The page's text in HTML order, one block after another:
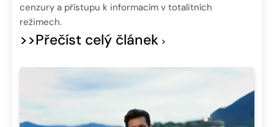
cenzury a přístupu k informacím v totalitních
režimech.
>>Přečíst celý článek